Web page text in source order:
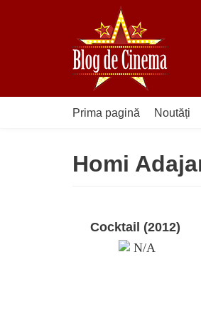
Prima pagină Noutăți
Homi
Cocktail (2012)
N/A